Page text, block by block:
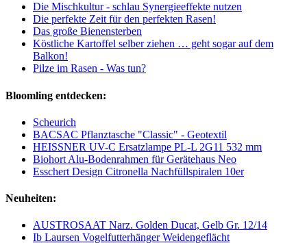
Die Mischkultur - schlau Synergieeffekte nutzen
Die perfekte Zeit für den perfekten Rasen!
Das große Bienensterben
Köstliche Kartoffel selber ziehen … geht sogar auf dem
Balkon!
Pilze im Rasen - Was tun?
Bloomling entdecken:
Scheurich
BACSAC Pflanztasche "Classic" - Geotextil
HEISSNER UV-C Ersatzlampe PL-L 2G11 532 mm
Biohort Alu-Bodenrahmen für Gerätehaus Neo
Esschert Design Citronella Nachfüllspiralen 10er
Neuheiten:
AUSTROSAAT Narz. Golden Ducat, Gelb Gr. 12/14
Ib Laursen Vogelfutterhänger Weidengeflächt